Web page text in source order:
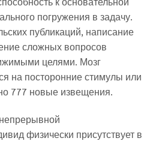
погружения в задачу.
публикаций, написание
сложных вопросов
целями. Мозг
на посторонние стимулы или
777 новые извещения.
физически присутствует в